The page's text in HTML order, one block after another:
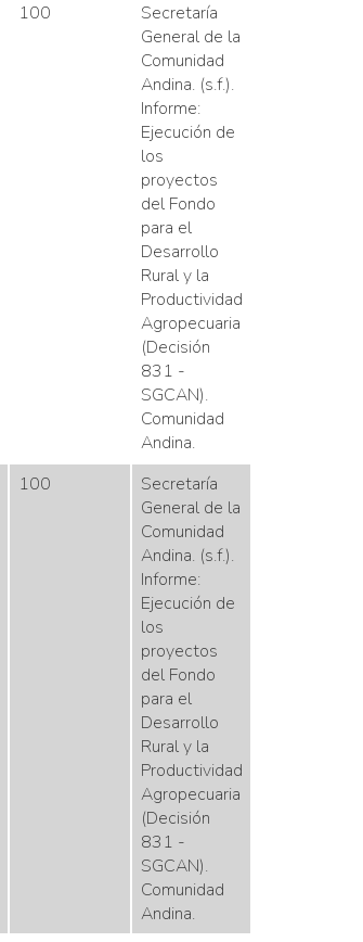
100
Secretaría
General de la
Comunidad
Andina. (s.f.).
Informe:
Ejecución de
los
proyectos
del Fondo
para el
Desarrollo
Rural y la
Productividad
Agropecuaria
(Decisión
831 -
SGCAN).
Comunidad
Andina.
100
Secretaría
General de la
Comunidad
Andina. (s.f.).
Informe:
Ejecución de
los
proyectos
del Fondo
para el
Desarrollo
Rural y la
Productividad
Agropecuaria
(Decisión
831 -
SGCAN).
Comunidad
Andina.